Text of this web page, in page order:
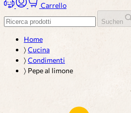
Carrello
Suchen
Home
〉Cucina
〉Condimenti
〉 Pepe al limone